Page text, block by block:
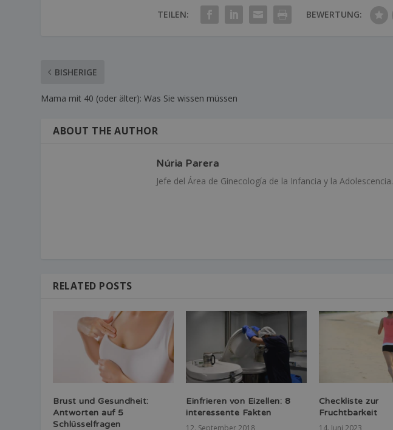
TEILEN: BEWERTUNG:
BISHERIGE
Mama mit 40 (oder älter): Was Sie wissen müssen
ABOUT THE AUTHOR
Núria Parera
Jefe del Área de Ginecología de la Infancia y la Adolescencia.
RELATED POSTS
Brust und Gesundheit:
Antworten auf 5
Schlüsselfragen
Einfrieren von Eizellen: 8
interessente Fakten
12. September 2018
Checkliste zur
Fruchtbarkeit
14. Juni 2023